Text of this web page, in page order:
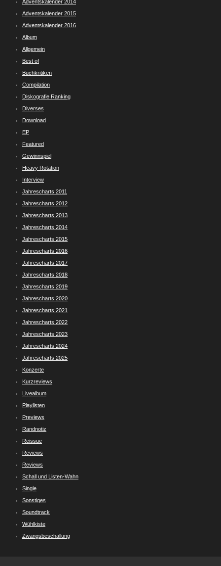
Adventskalender 2014
Adventskalender 2015
Adventskalender 2016
Album
Allgemein
Best of
Buchkritiken
Compilation
Diskografie Ranking
Diverses
Download
EP
Featured
Gewinnspiel
Heavy Rotation
Interview
Jahrescharts 2011
Jahrescharts 2012
Jahrescharts 2013
Jahrescharts 2014
Jahrescharts 2015
Jahrescharts 2016
Jahrescharts 2017
Jahrescharts 2018
Jahrescharts 2019
Jahrescharts 2020
Jahrescharts 2021
Jahrescharts 2022
Jahrescharts 2023
Jahrescharts 2024
Jahrescharts 2025
Konzerte
Kurzreviews
Livealbum
Playlisten
Previews
Randnotiz
Reissue
Reviews
Reviews
Schall und Listen-Wahn
Single
Sonstiges
Soundtrack
Wühlkiste
Zwangsbeschallung